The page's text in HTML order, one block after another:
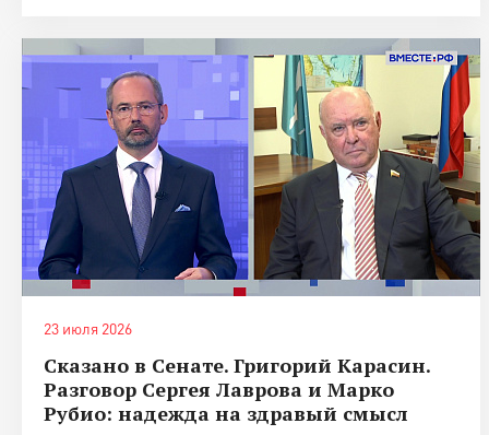
23 июля 2026
Сказано в Сенате. Григорий Карасин.
Разговор Сергея Лаврова и Марко
Рубио: надежда на здравый смысл